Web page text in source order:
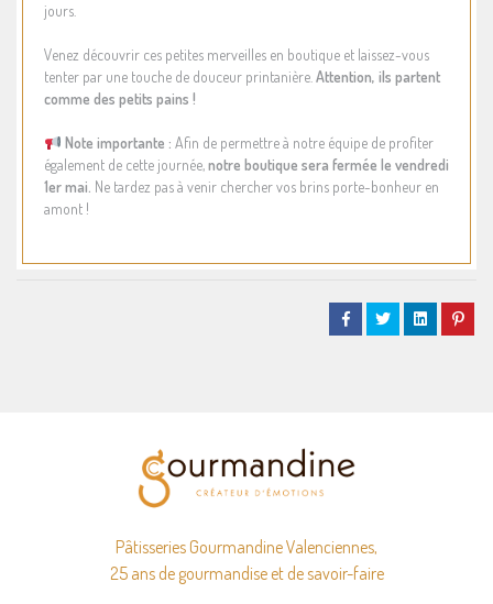
jours.
Venez découvrir ces petites merveilles en boutique et laissez-vous
tenter par une touche de douceur printanière. Attention, ils partent
comme des petits pains !
Note importante : Afin de permettre à notre équipe de profiter
également de cette journée,notre boutique sera fermée le vendredi
1er mai. Ne tardez pas à venir chercher vos brins porte-bonheur en
amont !
Pâtisseries Gourmandine Valenciennes,
25 ans de gourmandise et de savoir-faire